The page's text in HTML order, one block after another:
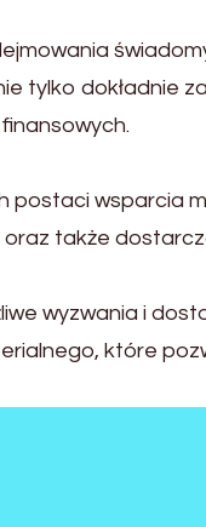
tylko dokładnie
postaci wsparcia
także
wyzwania i
które